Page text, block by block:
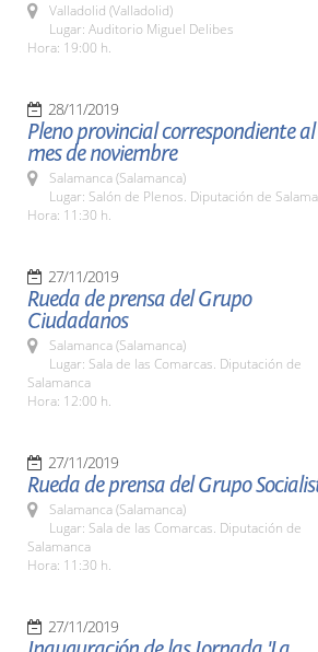
Valladolid (Valladolid)
Lugar: Auditorio Miguel Delibes
Hora: 19:00 h.
28/11/2019
Pleno provincial correspondiente al
mes de noviembre
Salamanca (Salamanca)
Lugar: Salón de Plenos. Diputación de
Hora: 11:30 h.
27/11/2019
Rueda de prensa del Grupo
Ciudadanos
Salamanca (Salamanca)
Lugar: Sala de las Comarcas. Diputación de
Salamanca
Hora: 12:00 h.
27/11/2019
Rueda de prensa del Grupo
Salamanca (Salamanca)
Lugar: Sala de las Comarcas. Diputación de
Salamanca
Hora: 11:30 h.
27/11/2019